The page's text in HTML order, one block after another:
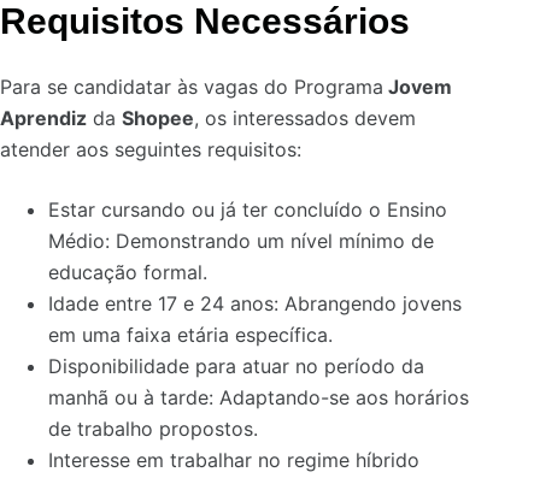
Requisitos Necessários
Para se candidatar às vagas do Programa Jovem
Aprendiz da Shopee, os interessados devem
atender aos seguintes requisitos:
Estar cursando ou já ter concluído o Ensino
Médio: Demonstrando um nível mínimo de
educação formal.
Idade entre 17 e 24 anos: Abrangendo jovens
em uma faixa etária específica.
Disponibilidade para atuar no período da
manhã ou à tarde: Adaptando-se aos horários
de trabalho propostos.
Interesse em trabalhar no regime híbrido